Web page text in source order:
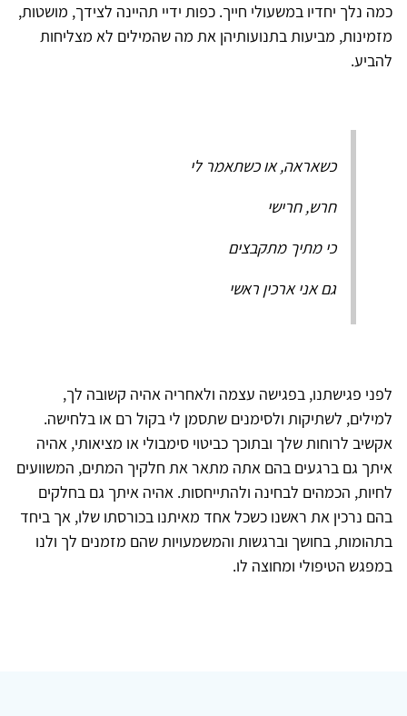
כמה נלך יחדיו במשעולי חייך. כפות ידיי תהיינה לצידך, מושטות,
מזמינות, מביעות בתנועותיהן את מה שהמילים לא מצליחות
להביע.
כשאראה, או כשתאמר לי
חרש, חרישי
כי מתיך מתקבצים
גם אני ארכין ראשי
לפני פגישתנו, בפגישה עצמה ולאחריה אהיה קשובה לך,
למילים, לשתיקות ולסימנים שתסמן לי בקול רם או בלחישה.
אקשיב לרוחות שלך ובתוכך כביטוי סימבולי או מציאותי, אהיה
איתך גם ברגעים בהם אתה מתאר את חלקיך המתים, המשוועים
לחיות, הכמהים לבחינה ולהתייחסות. אהיה איתך גם בחלקים
בהם נרכין את ראשנו כשכל אחד מאיתנו בכורסתו שלו, אך ביחד
בתהומות, בחושך וברגשות והמשמעויות שהם מזמנים לך ולנו
במפגש הטיפולי ומחוצה לו.